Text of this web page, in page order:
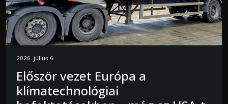
2026. július 6.
Először vezet Európa a
klímatechnológiai